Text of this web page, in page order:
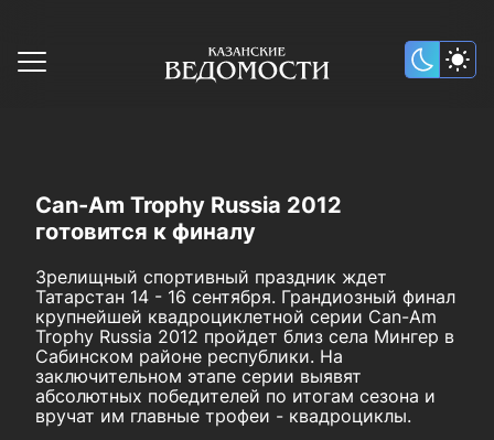
Can-Am Trophy Russia 2012
готовится к финалу
Зрелищный спортивный праздник ждет
Татарстан 14 - 16 сентября. Грандиозный финал
крупнейшей квадроциклетной серии Can-Am
Trophy Russia 2012 пройдет близ села Мингер в
Сабинском районе республики. На
заключительном этапе серии выявят
абсолютных победителей по итогам сезона и
вручат им главные трофеи - квадроциклы.